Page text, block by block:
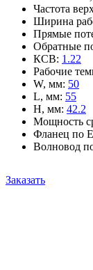
Частота
Ширина
Прямые
Обратные
КСВ: 1.22
Рабочие
W, мм: 50
L, мм: 55
H, мм: 42.2
Мощность
Фланец по
Волновод
Заказать